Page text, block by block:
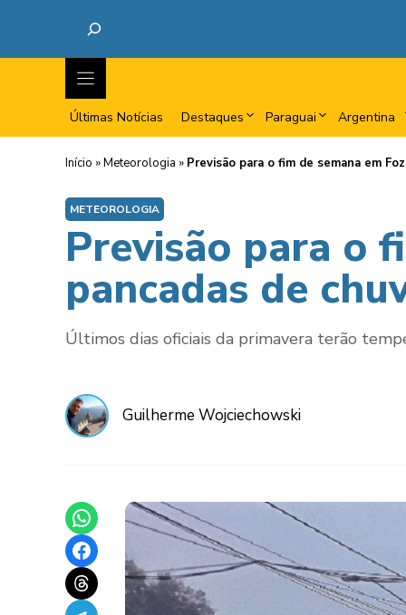
Últimas Notícias Destaques Paraguai Argentina
Início »Meteorologia » Previsão para o fim de semana em
METEOROLOGIA
Previsão para o
pancadas de
Últimos dias oficiais da primavera terão
Guilherme Wojciechowski
Share on WhatsApp
Share on Facebook
Share on Threads